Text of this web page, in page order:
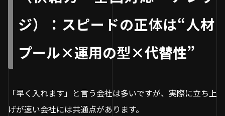
ジ）：スピードの正体は“人材
プール×運用の型×代替性”
「早く入れます」と言う会社は多いですが、実際に立ち上
げが速い会社には共通点があります。